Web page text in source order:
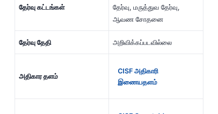
தேர்வு கட்டங்கள்
தேர்வு, மருத்துவ தேர்வு,
ஆவண சோதனை
தேர்வு தேதி அறிவிக்கப்படவில்லை
அதிகார தளம்
CISF அதிகாரி
இணையதளம்